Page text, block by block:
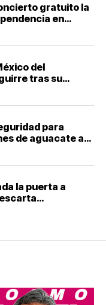
gratuito la
en
del
tras su
para
de aguacate a
la puerta a